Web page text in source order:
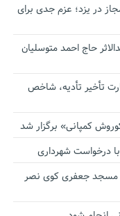
در یزد؛ عزم جدی برای
حاج احمد متوسلیان
تأخیر تأدیه، شاخص
کمپانی» برگزار شد
درخواست شهرداری
مسجد جعفری کوی نصر